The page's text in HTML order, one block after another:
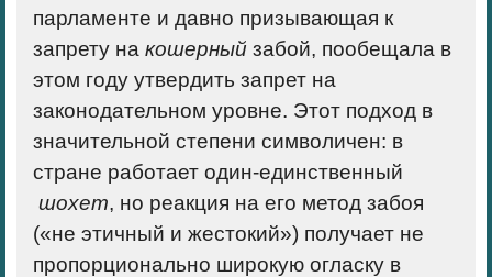
парламенте и давно призывающая к
запрету на кошерный забой, пообещала в
этом году утвердить запрет на
законодательном уровне. Этот подход в
значительной степени символичен: в
стране работает один-единственный
шохет, но реакция на его метод забоя
(«не этичный и жестокий») получает не
пропорционально широкую огласку в